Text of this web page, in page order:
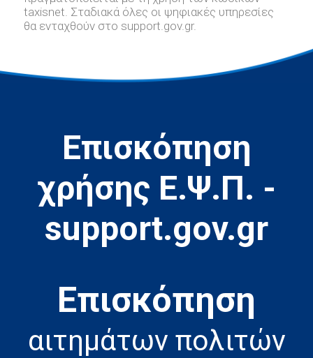
taxisnet. Σταδιακά όλες οι ψηφιακές υπηρεσίες
θα ενταχθούν στο support.gov.gr.
Επισκόπηση
χρήσης Ε.Ψ.Π. -
support.gov.gr
Eπισκόπηση
αιτημάτων πολιτών